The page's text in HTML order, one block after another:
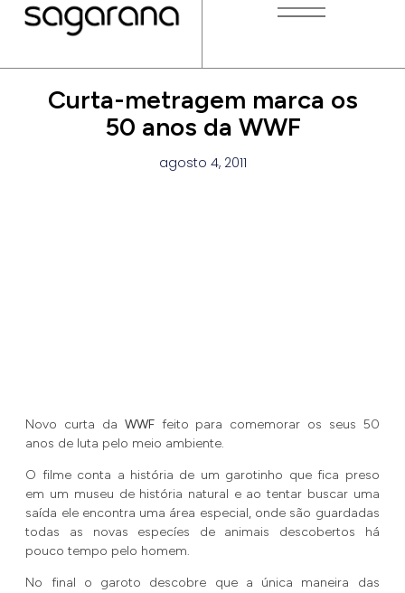
Curta-metragem marca os
50 anos da WWF
agosto 4, 2011
Novo curta da WWFfeito para comemorar os seus 50
anos de luta pelo meio ambiente.
O filme conta a história de um garotinho que fica preso
em um museu de história natural e ao tentar buscar uma
saída ele encontra uma área especial, onde são guardadas
todas as novas especíes de animais descobertos há
pouco tempo pelo homem.
No final o garoto descobre que a única maneira das